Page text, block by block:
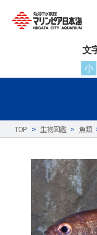
文
小
TOP > 生物図鑑 > 魚類